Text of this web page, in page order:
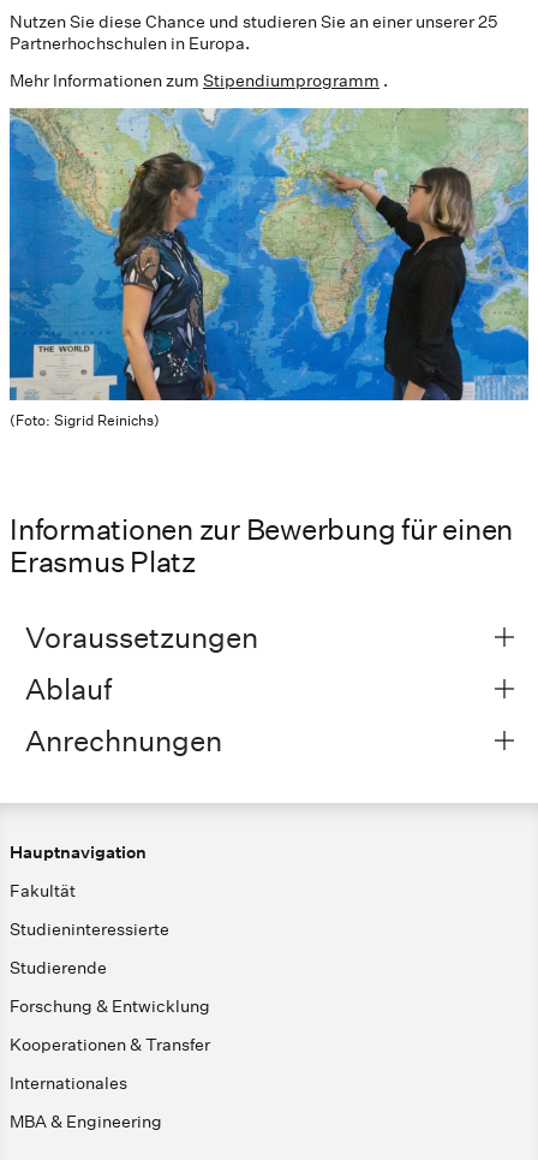
(Foto: Sigrid Reinichs)
Nutzen Sie diese Chance und studieren Sie an einer unserer 25
Partnerhochschulen in Europa.
Mehr Informationen zum Stipendiumprogramm .
Informationen zur Bewerbung für einen
Erasmus Platz
Voraussetzungen
Ablauf
Anrechnungen
Hauptnavigation
Fakultät
Studieninteressierte
Studierende
Forschung & Entwicklung
Kooperationen & Transfer
Internationales
MBA & Engineering